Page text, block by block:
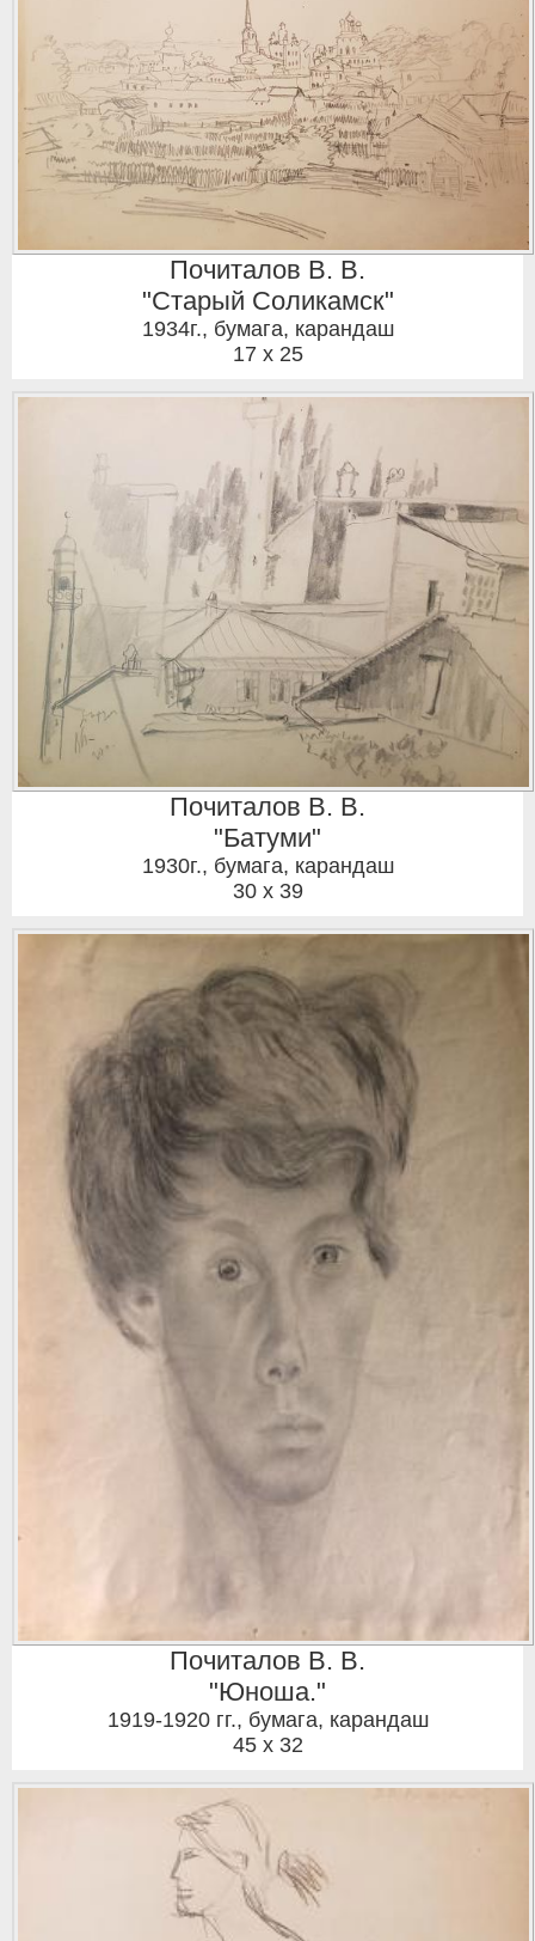
Почиталов В. В.
"Старый Соликамск"
1934г., бумага, карандаш
17 x 25
Почиталов В. В.
"Батуми"
1930г., бумага, карандаш
30 x 39
Почиталов В. В.
"Юноша."
1919-1920 гг., бумага, карандаш
45 x 32